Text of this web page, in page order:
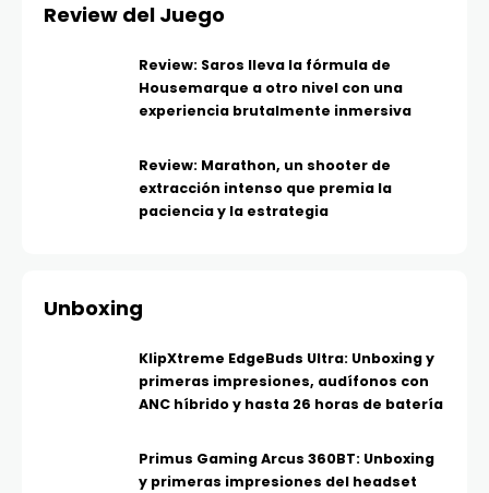
Review del Juego
Review: Saros lleva la fórmula de
Housemarque a otro nivel con una
experiencia brutalmente inmersiva
Review: Marathon, un shooter de
extracción intenso que premia la
paciencia y la estrategia
Unboxing
KlipXtreme EdgeBuds Ultra: Unboxing y
primeras impresiones, audífonos con
ANC híbrido y hasta 26 horas de batería
Primus Gaming Arcus 360BT: Unboxing
y primeras impresiones del headset